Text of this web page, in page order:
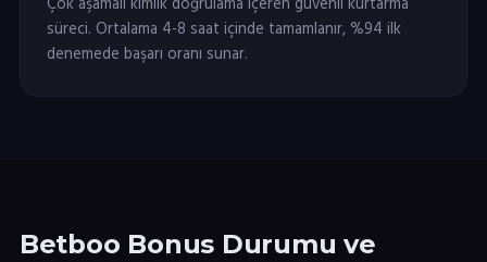
süreci. Ortalama 4-8 saat içinde tamamlanır, %94 ilk
denemede başarı oranı sunar.
Betboo Bonus Durumu ve